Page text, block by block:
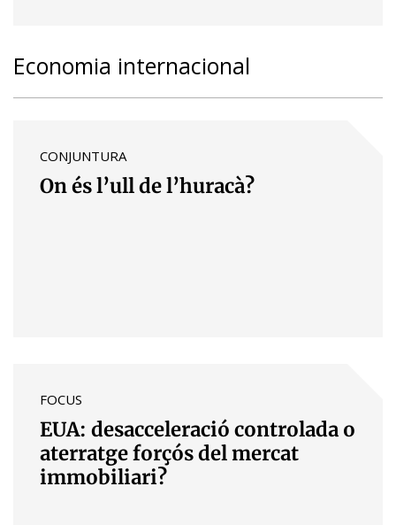
Economia internacional
CONJUNTURA
On és l’ull de l’huracà?
FOCUS
EUA: desacceleració controlada o
aterratge forçós del mercat
immobiliari?